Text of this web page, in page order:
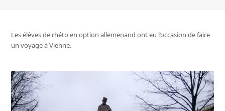
Les élèves de rhéto en option allemenand ont eu l’occasion de faire
un voyage à Vienne.